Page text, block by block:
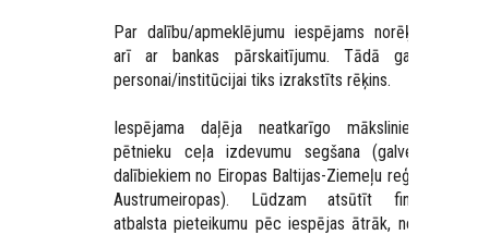
Par dalību/apmeklējumu iespējams norēķināties
arī ar bankas pārskaitījumu. Tādā gadījumā
personai/institūcijai tiks izrakstīts rēķins.
Iespējama daļēja neatkarīgo mākslinieku un
pētnieku ceļa izdevumu segšana (galvenokārt
dalībiekiem no Eiropas Baltijas-Ziemeļu reģiona un
Austrumeiropas). Lūdzam atsūtīt finansiālā
atbalsta pieteikumu pēc iespējas ātrāk, ne vēlāk